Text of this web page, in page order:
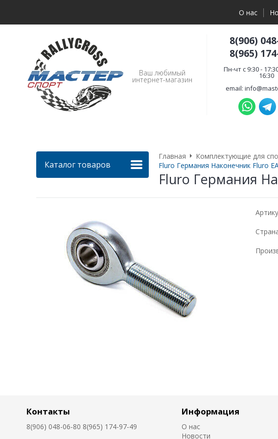
О нас
Ваш любимый
интернет-магазин
8(906)
8(965)
Пн-чт с 9:30 -
16:30
email:
Каталог товаров
Главная Комплектующие для
Fluro Германия Наконечник Fluro
Fluro Германия
Контакты
8(906) 048-06-80 8(965) 174-97-49
Информация
О нас
Новости